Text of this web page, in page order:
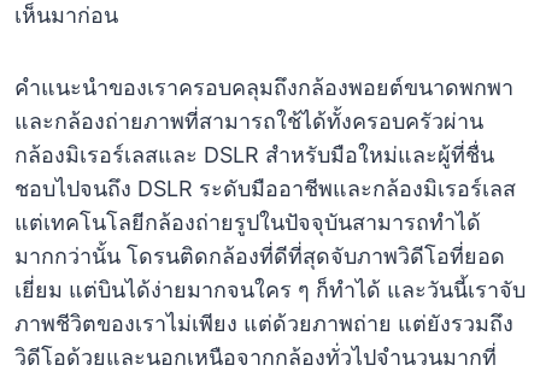
เห็นมาก่อน
คำแนะนำของเราครอบคลุมถึงกล้องพอยต์ขนาดพกพา
และกล้องถ่ายภาพที่สามารถใช้ได้ทั้งครอบครัวผ่าน
กล้องมิเรอร์เลสและ DSLR สำหรับมือใหม่และผู้ที่ชื่น
ชอบไปจนถึง DSLR ระดับมืออาชีพและกล้องมิเรอร์เลส
แต่เทคโนโลยีกล้องถ่ายรูปในปัจจุบันสามารถทำได้
มากกว่านั้น โดรนติดกล้องที่ดีที่สุดจับภาพวิดีโอที่ยอด
เยี่ยม แต่บินได้ง่ายมากจนใคร ๆ ก็ทำได้ และวันนี้เราจับ
ภาพชีวิตของเราไม่เพียง แต่ด้วยภาพถ่าย แต่ยังรวมถึง
วิดีโอด้วยและนอกเหนือจากกล้องทั่วไปจำนวนมากที่